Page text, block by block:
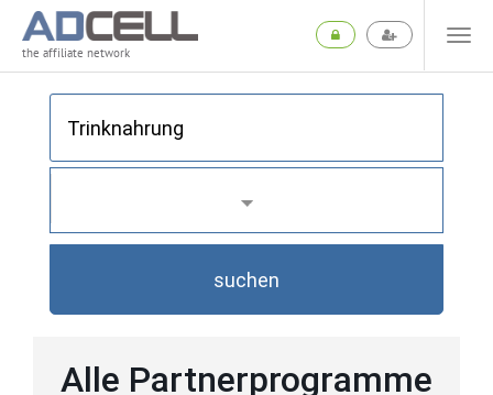
the affiliate network
suchen
Alle Partnerprogramme